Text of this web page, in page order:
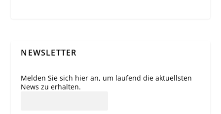
NEWSLETTER
Melden Sie sich hier an, um laufend die aktuellsten
News zu erhalten.